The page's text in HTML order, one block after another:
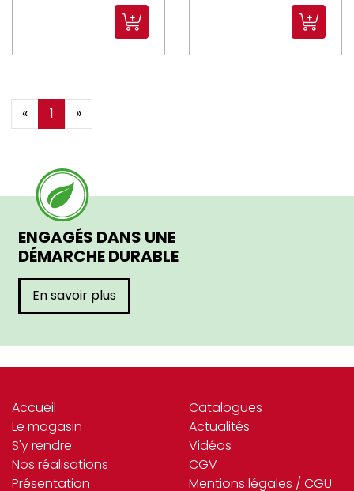
« 1 »
ENGAGÉS DANS UNE
DÉMARCHE DURABLE
En savoir plus
Accueil
Le magasin
S'y rendre
Nos réalisations
Présentation
Catalogues
Actualités
Vidéos
CGV
Mentions légales / CGU